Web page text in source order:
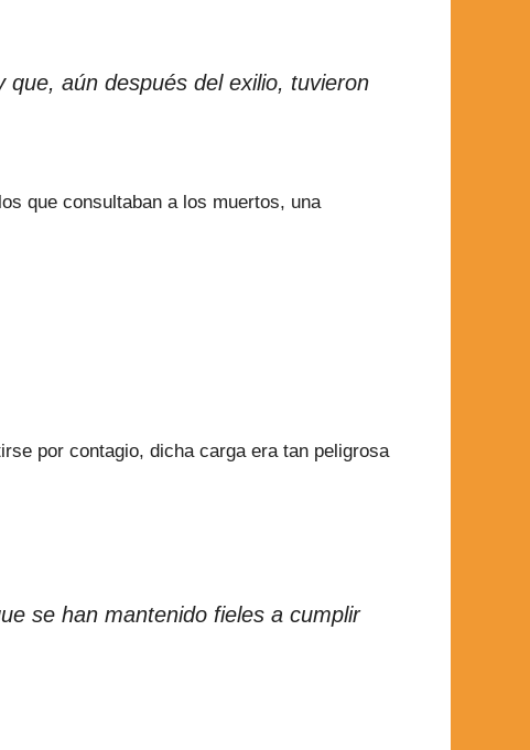
aún después del exilio, tuvieron
que consultaban a los muertos, una
por contagio, dicha carga era tan peligrosa
se han mantenido fieles a cumplir